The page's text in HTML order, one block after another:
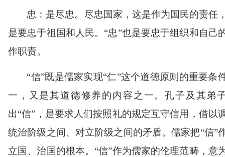
忠：是尽忠。尽忠国家，这是作为国民的责任
是要忠于祖国和人民。 “忠”也是要忠于组织和自己
作职责。
“信”既是儒家实现“仁”这个道德原则的重要条
一，又是其道德修养的内容之一。孔子及其弟
出“信” ，是要求人们按照礼的规定互守信用，借以
统治阶级之间、对立阶级之间的矛盾。儒家把“信”
立国、治国的根本。 “信”作为儒家的伦理范畴，意